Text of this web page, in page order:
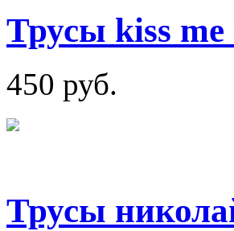
Трусы kiss
450 руб.
Трусы